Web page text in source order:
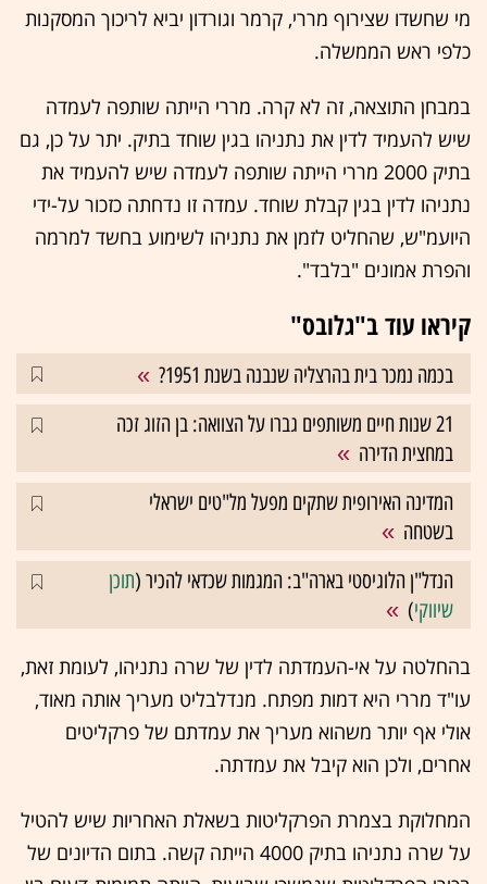
מי שחשדו שצירוף מררי, קרמר וגורדון יביא לריכוך המסקנות
כלפי ראש הממשלה.
במבחן התוצאה, זה לא קרה. מררי הייתה שותפה לעמדה
שיש להעמיד לדין את נתניהו בגין שוחד בתיק. יתר על כן, גם
בתיק 2000 מררי הייתה שותפה לעמדה שיש להעמיד את
נתניהו לדין בגין קבלת שוחד. עמדה זו נדחתה כזכור על-ידי
היועמ"ש, שהחליט לזמן את נתניהו לשימוע בחשד למרמה
והפרת אמונים "בלבד".
קיראו עוד ב"גלובס"
בכמה נמכר בית בהרצליה שנבנה בשנת 1951?
21 שנות חיים משותפים גברו על הצוואה: בן הזוג זכה
במחצית הדירה
המדינה האירופית שתקים מפעל מל"טים ישראלי
בשטחה
הנדל"ן הלוגיסטי בארה"ב: המגמות שכדאי להכיר (תוכן
שיווקי)
בהחלטה על אי-העמדתה לדין של שרה נתניהו, לעומת זאת,
עו"ד מררי היא דמות מפתח. מנדלבליט מעריך אותה מאוד,
אולי אף יותר משהוא מעריך את עמדתם של פרקליטים
אחרים, ולכן הוא קיבל את עמדתה.
המחלוקת בצמרת הפרקליטות בשאלת האחריות שיש להטיל
על שרה נתניהו בתיק 4000 הייתה קשה. בתום הדיונים של